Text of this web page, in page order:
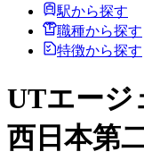
駅から探す
職種から探す
特徴から探す
UTエー
西日本第